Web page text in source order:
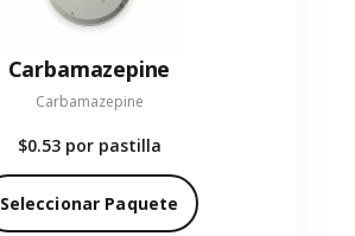
Carbamazepine
Carbamazepine
$0.53 por pastilla
Seleccionar Paquete